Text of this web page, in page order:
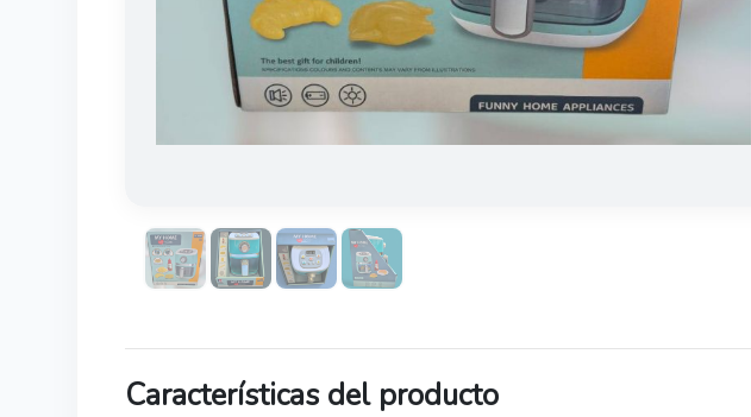
Características del producto